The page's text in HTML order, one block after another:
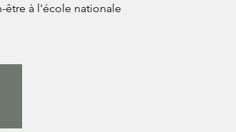
être à l'école nationale